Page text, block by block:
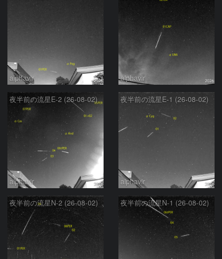
alphavir alphavir
夜半前の流星E-2 (26-08-02)
alphavir
夜半前の流星E-1 (26-08-02)
alphavir
夜半前の流星N-2 (26-08-02) 夜半前の流星N-1 (26-08-02)